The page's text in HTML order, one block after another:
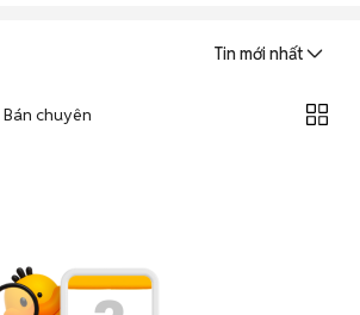
Tin mới nhất
Bán chuyên